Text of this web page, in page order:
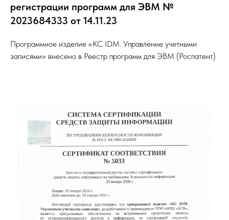
регистрации программ для ЭВМ №
2023684333 от 14.11.23
Программное изделие «КС IDM. Управление учетными
записями» внесено в Реестр программ для ЭВМ (Роспатент)